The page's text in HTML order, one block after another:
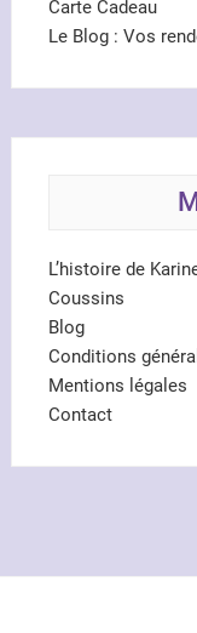
Carte Cadeau
Le Blog : Vos
L’histoire de
Coussins
Blog
Conditions
Mentions légales
Contact